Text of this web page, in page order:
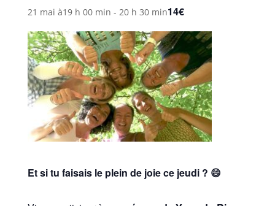
21 mai à19 h 00 min - 20 h 30 min14€
Et si tu faisais le plein de joie ce jeudi ? 😄